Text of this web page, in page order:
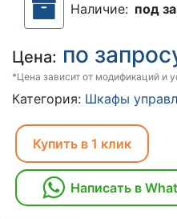
Наличие: под
Цена: по
*Цена зависит от модификаций и
Категория: Шкафы
Купить в 1 клик
Написать в